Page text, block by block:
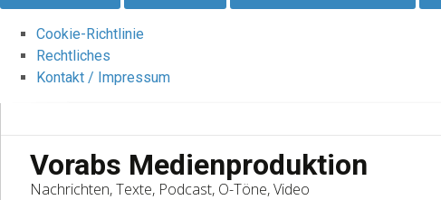
Cookie-Richtlinie
Rechtliches
Kontakt / Impressum
Vorabs Medienproduktion
Nachrichten, Texte, Podcast, O-Töne, Video